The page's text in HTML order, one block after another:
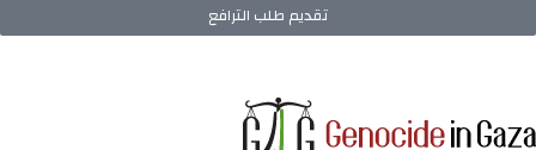
تقديم طلب الترافع